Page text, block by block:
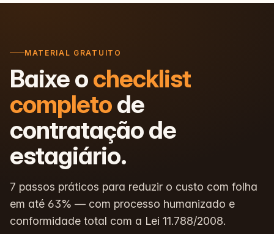
MATERIAL GRATUITO
Baixe ochecklist
completode
contratação de
estagiário.
7 passos práticos para reduzir o custo com folha
em até 63% — com processo humanizado e
conformidade total com a Lei 11.788/2008.